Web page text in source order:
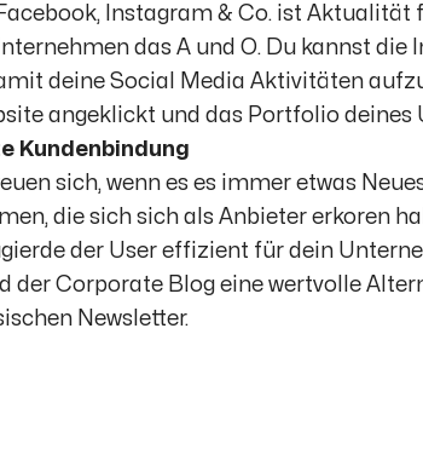
Instagram & Co. ist
das A und O. Du kannst die
deine Social Media Aktivitäten
angeklickt und das Portfolio deines
Kundenbindung
sich, wenn es es immer etwas
die sich sich als Anbieter erkoren
der User effizient für dein
der Corporate Blog eine wertvolle
Newsletter.